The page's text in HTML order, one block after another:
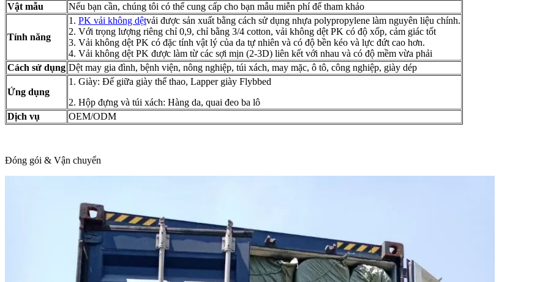
Vật mẫu
Nếu bạn cần, chúng tôi có thể cung cấp cho bạn mẫu miễn phí để tham khảo
Tính năng
1. PK vải không dệtvải được sản xuất bằng cách sử dụng nhựa polypropylene làm nguyên liệu chính.
2. Với trọng lượng riêng chỉ 0,9, chỉ bằng 3/4 cotton, vải không dệt PK có độ xốp, cảm giác tốt
3. Vải không dệt PK có đặc tính vật lý của da tự nhiên và có độ bền kéo và lực đứt cao hơn.
4. Vải không dệt PK được làm từ các sợi mịn (2-3D) liên kết với nhau và có độ mềm vừa phải
Cách sử dụng Dệt may gia đình, bệnh viện, nông nghiệp, túi xách, may mặc, ô tô, công nghiệp, giày dép
Ứng dụng
1. Giày: Đế giữa giày thể thao, Lapper giày Flybbed
2. Hộp đựng và túi xách: Hàng da, quai đeo ba lô
Dịch vụ
OEM/ODM
Đóng gói & Vận chuyển